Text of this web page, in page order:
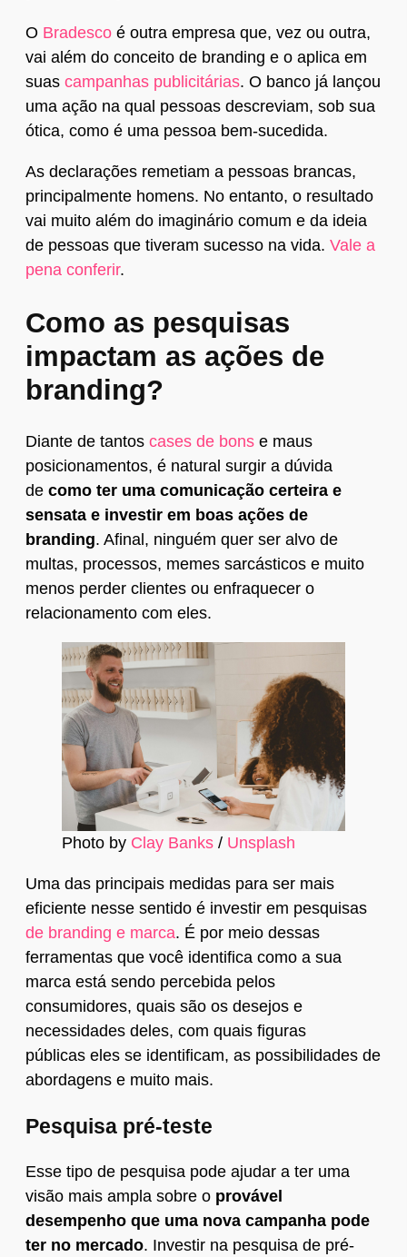
O Bradesco é outra empresa que, vez ou outra,
vai além do conceito de branding e o aplica em
suas campanhas publicitárias. O banco já lançou
uma ação na qual pessoas descreviam, sob sua
ótica, como é uma pessoa bem-sucedida.
As declarações remetiam a pessoas brancas,
principalmente homens. No entanto, o resultado
vai muito além do imaginário comum e da ideia
de pessoas que tiveram sucesso na vida. Vale a
pena conferir.
Como as pesquisas
impactam as ações de
branding?
Diante de tantos cases de bons e maus
posicionamentos, é natural surgir a dúvida
de como ter uma comunicação certeira e
sensata e investir em boas ações de
branding. Afinal, ninguém quer ser alvo de
multas, processos, memes sarcásticos e muito
menos perder clientes ou enfraquecer o
relacionamento com eles.
Photo by Clay Banks / Unsplash
Uma das principais medidas para ser mais
eficiente nesse sentido é investir em pesquisas
de branding e marca. É por meio dessas
ferramentas que você identifica como a sua
marca está sendo percebida pelos
consumidores, quais são os desejos e
necessidades deles, com quais figuras
públicas eles se identificam, as possibilidades de
abordagens e muito mais.
Pesquisa pré-teste
Esse tipo de pesquisa pode ajudar a ter uma
visão mais ampla sobre o provável
desempenho que uma nova campanha pode
ter no mercado. Investir na pesquisa de pré-